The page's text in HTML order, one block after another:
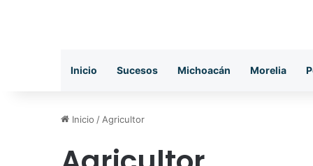
Inicio Sucesos Michoacán Morelia
Inicio / Agricultor